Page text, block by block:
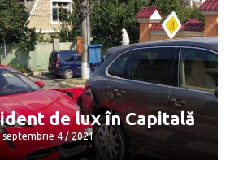
avertizează: ”RISCĂ
PUȘCĂRIE”
septembrie 4 / 2021
de lux în Capitală
septembrie 4 / 2021